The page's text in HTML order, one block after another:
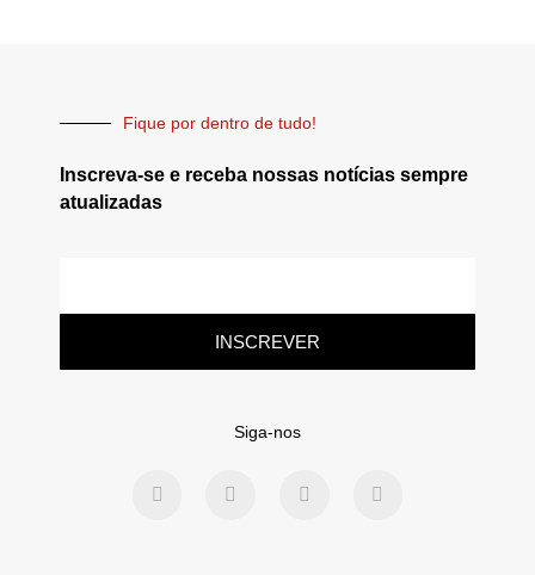
Fique por dentro de tudo!
Inscreva-se e receba nossas notícias sempre
atualizadas
INSCREVER
Siga-nos